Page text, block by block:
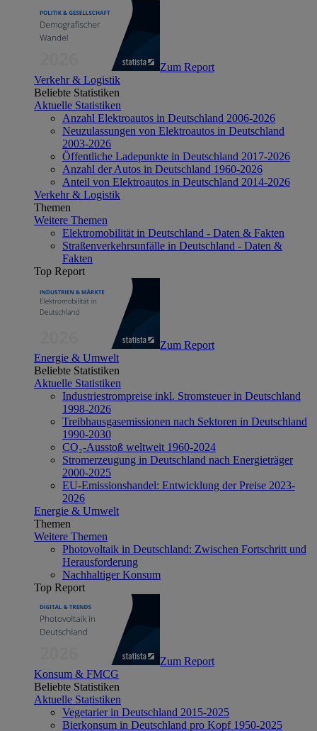
Zum Report
Verkehr & Logistik
Beliebte Statistiken
Aktuelle Statistiken
Anzahl Elektroautos in Deutschland 2006-2026
Neuzulassungen von Elektroautos in Deutschland
2003-2026
Öffentliche Ladepunkte in Deutschland 2017-2026
Anzahl der Autos in Deutschland 1960-2026
Anteil von Elektroautos in Deutschland 2014-2026
Verkehr & Logistik
Themen
Weitere Themen
Elektromobilität in Deutschland - Daten & Fakten
Straßenverkehrsunfälle in Deutschland - Daten &
Fakten
Top Report
Zum Report
Energie & Umwelt
Beliebte Statistiken
Aktuelle Statistiken
Industriestrompreise inkl. Stromsteuer in Deutschland
1998-2026
Treibhausgasemissionen nach Sektoren in Deutschland
1990-2030
CO₂-Ausstoß weltweit 1960-2024
Stromerzeugung in Deutschland nach Energieträger
2000-2025
EU-Emissionshandel: Entwicklung der Preise 2023-
2026
Energie & Umwelt
Themen
Weitere Themen
Photovoltaik in Deutschland: Zwischen Fortschritt und
Herausforderung
Nachhaltiger Konsum
Top Report
Zum Report
Konsum & FMCG
Beliebte Statistiken
Aktuelle Statistiken
Vegetarier in Deutschland 2015-2025
Bierkonsum in Deutschland pro Kopf 1950-2025